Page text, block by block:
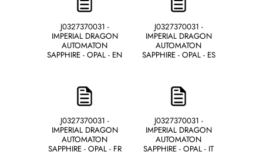
J0327370031 -
IMPERIAL DRAGON
AUTOMATON
SAPPHIRE - OPAL - EN
J0327370031 -
IMPERIAL DRAGON
AUTOMATON
SAPPHIRE - OPAL - ES
J0327370031 -
IMPERIAL DRAGON
AUTOMATON
SAPPHIRE - OPAL - FR
J0327370031 -
IMPERIAL DRAGON
AUTOMATON
SAPPHIRE - OPAL - IT